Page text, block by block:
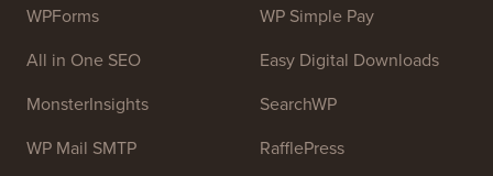
とです。
チームに参加しませんか： 採用募集中！